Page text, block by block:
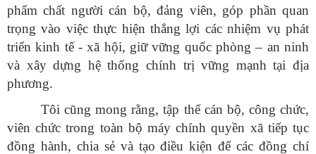
phẩm chất người cán bộ, đảng viên, góp phần quan
trọng vào việc thực hiện thắng lợi các nhiệm vụ phát
triển kinh tế - xã hội, giữ vững quốc phòng – an ninh
và xây dựng hệ thống chính trị vững mạnh tại địa
phương.
Tôi cũng mong rằng, tập thể cán bộ, công chức,
viên chức trong toàn bộ máy chính quyền xã tiếp tục
đồng hành, chia sẻ và tạo điều kiện để các đồng chí